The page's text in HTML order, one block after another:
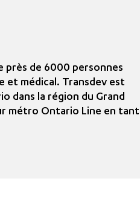
près de 6000 personnes
et médical. Transdev est
dans la région du Grand
métro Ontario Line en tant